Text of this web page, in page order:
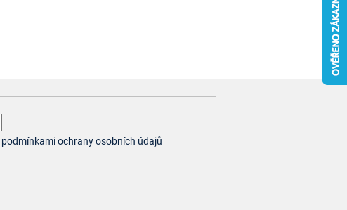
podmínkami ochrany osobních údajů